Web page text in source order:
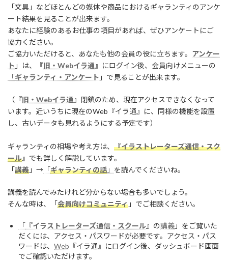
「文具」などほとんどの媒体や商品におけるギャランティのアンケ
ート結果を見ることが出来ます。
あなたに経験のあるお仕事の項目があれば、ぜひアンケートにご
協力ください。
ご協力いただけると、あなたも他の会員の役に立ちます。
アンケー
ト 」は、『旧・Webイラ通 』にログイン後、会員向けメニューの
「ギャランティ・アンケート 」で見ることが出来ます。
（『旧・Webイラ通 』閉鎖のため、現在アクセスできなくなって
います。近いうちに現在のWeb『イラ通』に、同様の機能を設置
し、古いデータも見れるようにする予定です）
ギャランティの相場や考え方は、 『イラストレーターズ通信・スク
ール』でも詳しく解説しています。
「講義 」→ 「ギャランティの話 」 を読んでくださいね。
講義を読んでみたけれど分からない場合も多いでしょう。
そんな時は、「会員向けコミュニティ 」でご相談ください。
「 『イラストレーターズ通信・スクール』の講義 」をご覧いた
だくには、アクセス・パスワードが必要です。アクセス・パス
ワードは、 Web 『イラ通』にログイン後、ダッシュボード画面
でご確認いただけます。